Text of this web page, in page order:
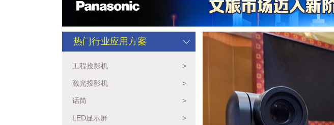
热门行业应用方案
工程投影机 >
激光投影机 >
话筒 >
LED显示屏 >